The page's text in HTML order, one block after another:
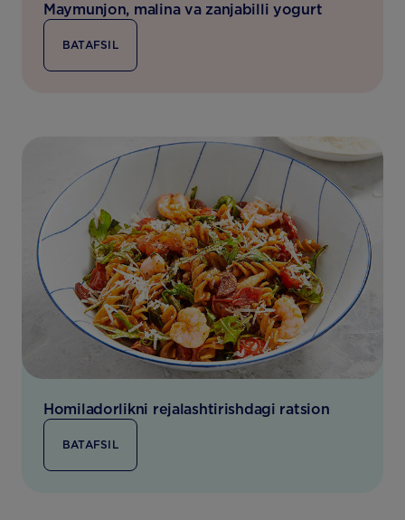
Maymunjon, malina va zanjabilli yogurt
BATAFSIL
Homiladorlikni rejalashtirishdagi ratsion
BATAFSIL